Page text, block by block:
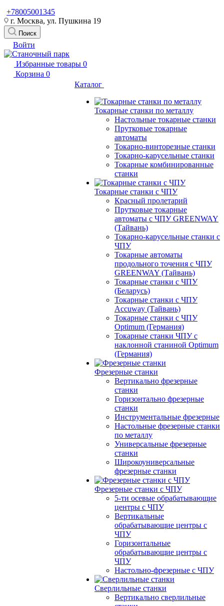
+78005001345
г. Москва, ул. Пушкина 19
Поиск
Войти
Избранные товары 0
Корзина 0
Каталог
Токарные станки по металлу
Настольные токарные станки
Прутковые токарные
автоматы
Токарно-винторезные станки
Токарно-карусельные станки
Токарные комбинированные
станки
Токарные станки с ЧПУ
Красный пролетарий
Прутковые токарные
автоматы с ЧПУ GREENWAY
(Тайвань)
Токарно-карусельные станки с
ЧПУ
Токарные автоматы
продольного точения с ЧПУ
GREENWAY (Тайвань)
Токарные станки с ЧПУ
(Беларусь)
Токарные станки с ЧПУ
Accuway (Тайвань)
Токарные станки с ЧПУ
Optimum (Германия)
Токарные станки ЧПУ с
наклонной станиной Optimum
(Германия)
Фрезерные станки
Вертикально фрезерные
станки
Горизонтально фрезерные
станки
Инструментальные фрезерные
Настольные фрезерные станки
по металлу
Универсальные фрезерные
станки
Широкоуниверсальные
фрезерные станки
Фрезерные станки с ЧПУ
5-ти осевые обрабатывающие
центры с ЧПУ
Вертикальные
обрабатывающие центры с
ЧПУ
Горизонтальные
обрабатывающие центры с
ЧПУ
Настольно-фрезерные с ЧПУ
Сверлильные станки
Вертикально сверлильные